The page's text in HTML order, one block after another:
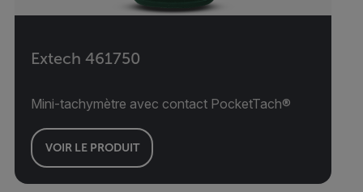
Extech 461750
Mini-tachymètre avec contact PocketTach®
VOIR LE PRODUIT